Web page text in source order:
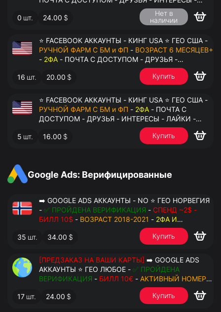
ЛАЙКИ - КОММЕНТАРИИ - ПЕРЕДАЧА В
АНТИДЕТЕКТ
0 шт. 24.00 $
Нет в
наличии
⭐ FACEBOOK АККАУНТЫ - КИНГ USA ⭐ ГЕО США -
РУЧНОЙ ФАРМ С БМ и ФП - ВОЗРАСТ 6 МЕСЯЦЕВ+
- 2ФА - ПОЧТА С ДОСТУПОМ - ДРУЗЬЯ -
ИНТЕРЕСЫ - ЛАЙКИ - КОММЕНТАРИИ - ПЕРЕДАЧА
В АНТИДЕТЕКТ
16 шт. 20.00 $ Купить
⭐ FACEBOOK АККАУНТЫ - КИНГ USA ⭐ ГЕО США -
РУЧНОЙ ФАРМ С БМ и ФП - 2ФА - ПОЧТА С
ДОСТУПОМ - ДРУЗЬЯ - ИНТЕРЕСЫ - ЛАЙКИ -
КОММЕНТАРИИ - ПЕРЕДАЧА В АНТИДЕТЕКТ
5 шт. 16.00 $ Купить
Google Ads: Верифицированные
➡️ GOOGLE ADS АККАУНТЫ - NO ⭐ ГЕО НОРВЕГИЯ
- ✅ ПРОЙДЕНА ВЕРИФИКАЦИЯ - СПЕНД ~2$ -
БИЛЛ 10$ - ВОЗРАСТ 2018-2021 - 2ФА И
- РУЧНОЙ ФАРМ - РЕЗЕРВНАЯ
ПОЧТА С ДОСТУПОМ - ПЕРЕДАЧА В OCTO
35 шт. 34.00 $ Купить
[ПРЕДЗАКАЗ НА ВАШИ КАРТЫ] ➡️ GOOGLE ADS
АККАУНТЫ ⭐ ГЕО ЛЮБОЕ - ✅ ПРОЙДЕНА
ВЕРИФИКАЦИЯ - БИЛЛ 10€ - АКТИВНЫЙ НОМЕР
2ФА И РЕЗЕРВНЫЕ КОДЫ
- РУЧНОЙ ФАРМ - РЕЗЕРВНАЯ ПОЧТА С
ДОСТУПОМ - ПЕРЕДАЧА В АНТИДЕТЕКТ
17 шт. 24.00 $ Купить